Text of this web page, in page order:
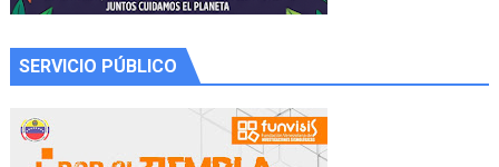
SERVICIO PÚBLICO